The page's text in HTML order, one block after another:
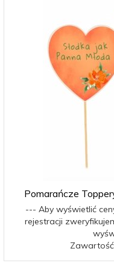
Pomarańcze
--- Aby wyświetlić
rejestracji